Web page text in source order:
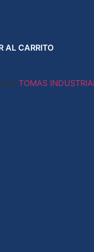
AL CARRITO
TOMAS